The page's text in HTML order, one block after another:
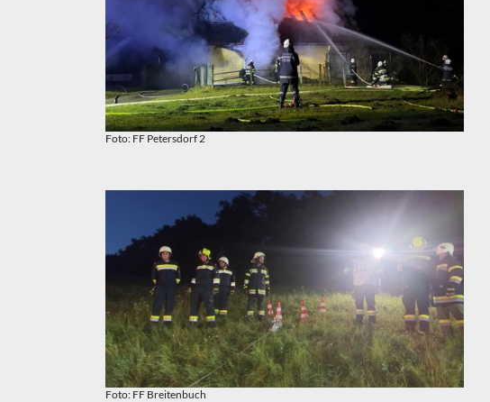
Foto: FF Petersdorf 2
Foto: FF Breitenbuch